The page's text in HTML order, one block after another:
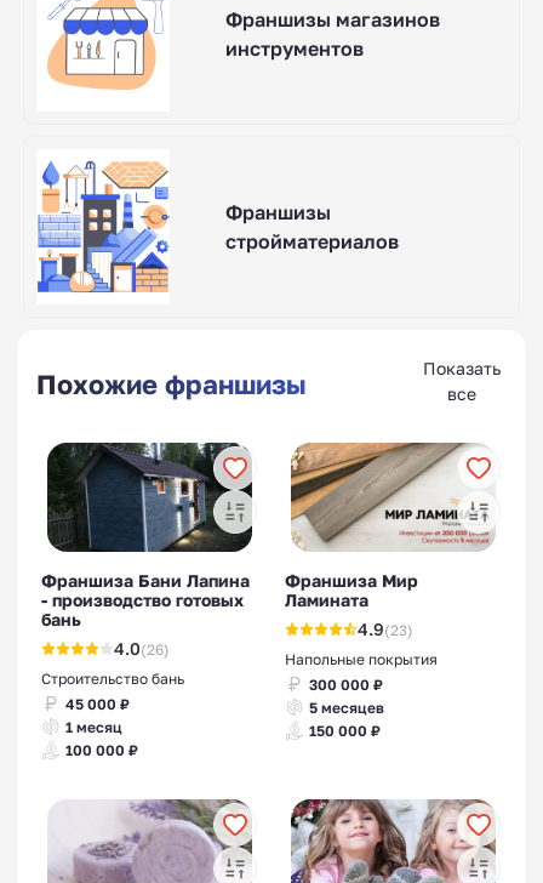
Франшизы магазинов
инструментов
Франшизы
стройматериалов
Похожие франшизы
Показать
все
Франшиза Бани Лапина
- производство готовых
бань
4.0(26)
Строительство бань
45 000 ₽
1 месяц
100 000 ₽
Франшиза Мир
Ламината
4.9(23)
Напольные покрытия
300 000 ₽
5 месяцев
150 000 ₽